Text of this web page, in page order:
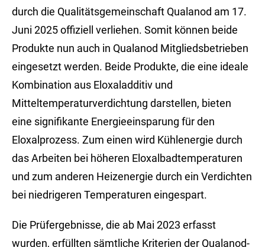
durch die Qualitätsgemeinschaft Qualanod am 17.
Juni 2025 offiziell verliehen. Somit können beide
Produkte nun auch in Qualanod Mitgliedsbetrieben
eingesetzt werden. Beide Produkte, die eine ideale
Kombination aus Eloxaladditiv und
Mitteltemperaturverdichtung darstellen, bieten
eine signifikante Energieeinsparung für den
Eloxalprozess. Zum einen wird Kühlenergie durch
das Arbeiten bei höheren Eloxalbadtemperaturen
und zum anderen Heizenergie durch ein Verdichten
bei niedrigeren Temperaturen eingespart.
Die Prüfergebnisse, die ab Mai 2023 erfasst
wurden, erfüllten sämtliche Kriterien der Qualanod-